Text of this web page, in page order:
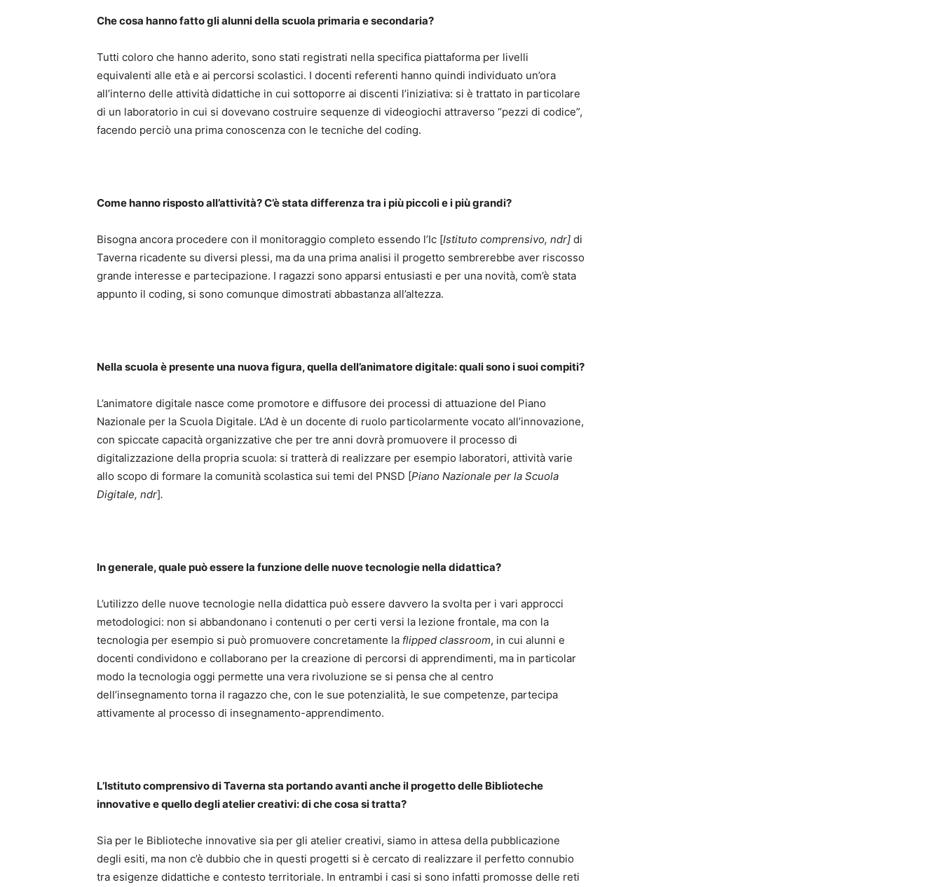
Che cosa hanno fatto gli alunni della scuola primaria e secondaria?
Tutti coloro che hanno aderito, sono stati registrati nella specifica piattaforma per livelli
equivalenti alle età e ai percorsi scolastici. I docenti referenti hanno quindi individuato un’ora
all’interno delle attività didattiche in cui sottoporre ai discenti l’iniziativa: si è trattato in particolare
di un laboratorio in cui si dovevano costruire sequenze di videogiochi attraverso “pezzi di codice”,
facendo perciò una prima conoscenza con le tecniche del coding.
Come hanno risposto all’attività? C’è stata differenza tra i più piccoli e i più grandi?
Bisogna ancora procedere con il monitoraggio completo essendo l’Ic [Istituto comprensivo, ndr] di
Taverna ricadente su diversi plessi, ma da una prima analisi il progetto sembrerebbe aver riscosso
grande interesse e partecipazione. I ragazzi sono apparsi entusiasti e per una novità, com’è stata
appunto il coding, si sono comunque dimostrati abbastanza all’altezza.
Nella scuola è presente una nuova figura, quella dell’animatore digitale: quali sono i suoi compiti?
L’animatore digitale nasce come promotore e diffusore dei processi di attuazione del Piano
Nazionale per la Scuola Digitale. L’Ad è un docente di ruolo particolarmente vocato all’innovazione,
con spiccate capacità organizzative che per tre anni dovrà promuovere il processo di
digitalizzazione della propria scuola: si tratterà di realizzare per esempio laboratori, attività varie
allo scopo di formare la comunità scolastica sui temi del PNSD [Piano Nazionale per la Scuola
Digitale, ndr].
In generale, quale può essere la funzione delle nuove tecnologie nella didattica?
L’utilizzo delle nuove tecnologie nella didattica può essere davvero la svolta per i vari approcci
metodologici: non si abbandonano i contenuti o per certi versi la lezione frontale, ma con la
tecnologia per esempio si può promuovere concretamente la flipped classroom, in cui alunni e
docenti condividono e collaborano per la creazione di percorsi di apprendimenti, ma in particolar
modo la tecnologia oggi permette una vera rivoluzione se si pensa che al centro
dell’insegnamento torna il ragazzo che, con le sue potenzialità, le sue competenze, partecipa
attivamente al processo di insegnamento-apprendimento.
L’Istituto comprensivo di Taverna sta portando avanti anche il progetto delle Biblioteche
innovative e quello degli atelier creativi: di che cosa si tratta?
Sia per le Biblioteche innovative sia per gli atelier creativi, siamo in attesa della pubblicazione
degli esiti, ma non c’è dubbio che in questi progetti si è cercato di realizzare il perfetto connubio
tra esigenze didattiche e contesto territoriale. In entrambi i casi si sono infatti promosse delle reti